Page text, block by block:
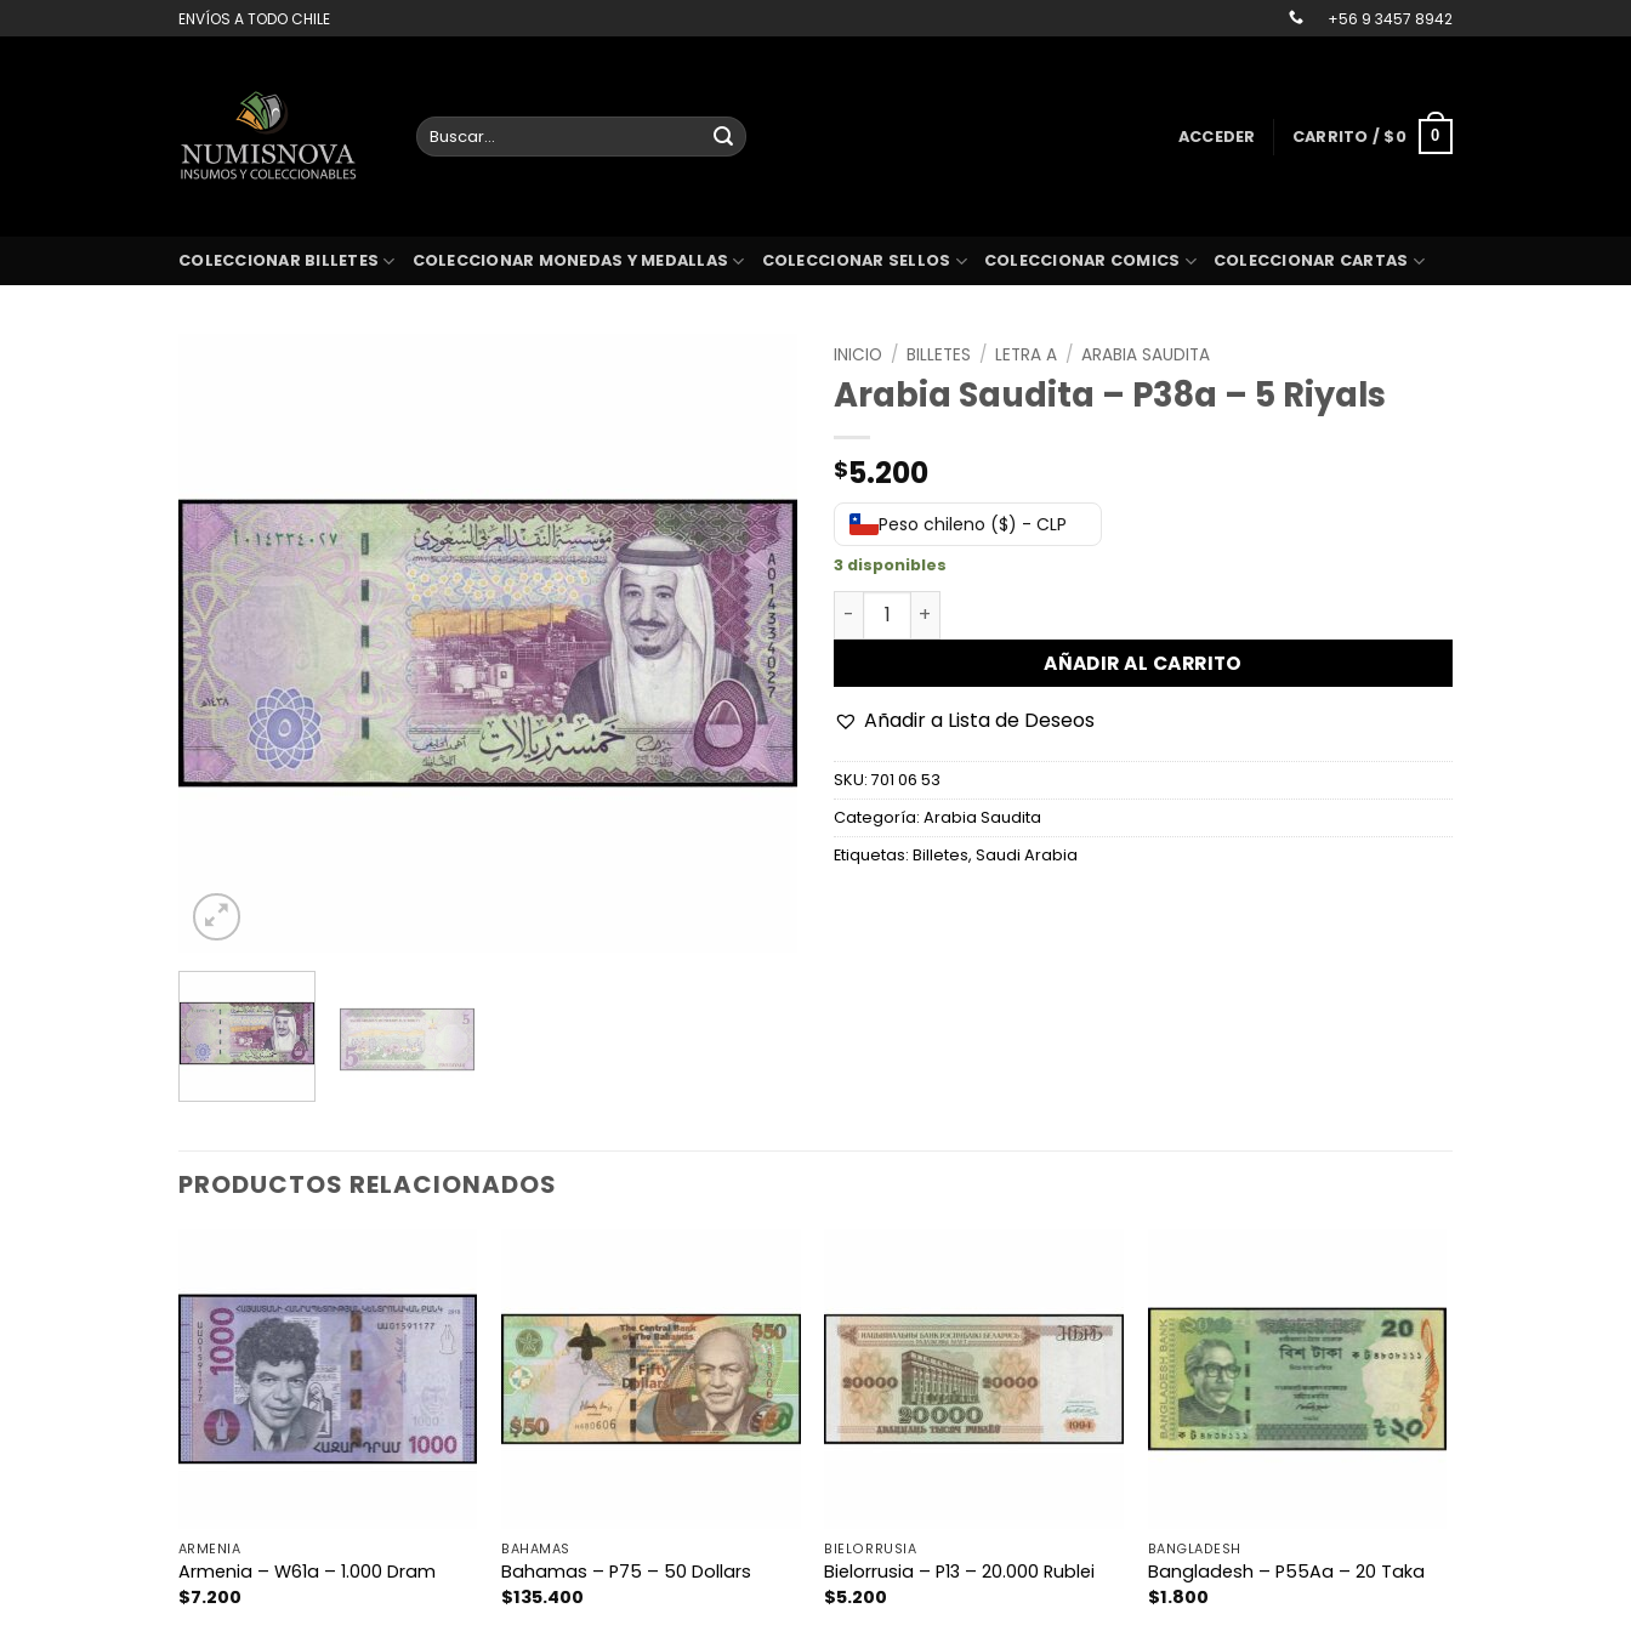
al
ENVÍOS A TODO CHILE +56 9 3457 8942
Buscar
por:
ACCEDER CARRITO / $0 0
COLECCIONAR BILLETES COLECCIONAR MONEDAS Y MEDALLAS COLECCIONAR SELLOS COLECCIONAR COMICS COLECCIONAR CARTAS
INICIO / BILLETES / LETRA A / ARABIA SAUDITA
Arabia Saudita – P38a – 5 Riyals
$5.200
Peso chileno ($) - CLP
3 disponibles
Arabia Saudita - P38a - 5 Riyals cantidad
AÑADIR AL CARRITO
Añadir a Lista de Deseos
SKU: 701 06 53
Categoría: Arabia Saudita
Etiquetas: Billetes, Saudi Arabia
PRODUCTOS RELACIONADOS
ARMENIA
Armenia – W61a – 1.000 Dram
$7.200
BAHAMAS
Bahamas – P75 – 50 Dollars
$135.400
BIELORRUSIA
Bielorrusia – P13 – 20.000 Rublei
$5.200
BANGLADESH
Bangladesh – P55Aa – 20 Taka
$1.800